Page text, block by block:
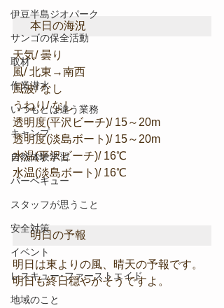
伊豆半島ジオパーク
サンゴの保全活動
取材
作業潜水
いつもとは違う業務
キャンプ
自然体験学習
バーベキュー
スタッフが思うこと
安全対策
イベント
レスキュー･ファーストエイド
地域のこと
本日の海況
天気/ 曇り
風/ 北東→南西
風波/ なし
うねり/ なし
透明度(平沢ビーチ)/ 15～20m
透明度(淡島ボート)/ 15～20m
水温(平沢ビーチ)/ 16℃
水温(淡島ボート)/ 16℃
明日の予報
明日は東よりの風、晴天の予報です。
明日も終日穏やかそうですよ。